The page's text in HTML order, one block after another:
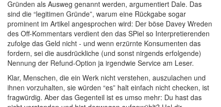
Gründen als Ausweg genannt werden, argumentiert Dale. Das
sind die “legitimen Gründe”, warum eine Rückgabe sogar
prominent im Artikel angesprochen wird: Der böse Davey Wreden
des Off-Kommentars verdient den das SPiel so Interpretierenden
zufolge das Geld nicht - und wenn erzürnte Konsumenten das
fordern, sei die ausdrückliche (und sonst nirgends erfolgende)
Nennung der Refund-Option ja irgendwie Service am Leser.
Klar, Menschen, die ein Werk nicht verstehen, auszulachen und
ihnen vorzuhalten, sie würden “es” halt einfach nicht checken, ist
fragwürdig. Aber das Gegenteil ist es umso mehr: Du hast das